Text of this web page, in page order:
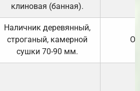
клиновая (банная).
Наличник деревянный,
строганый, камерной
сушки 70-90 мм.